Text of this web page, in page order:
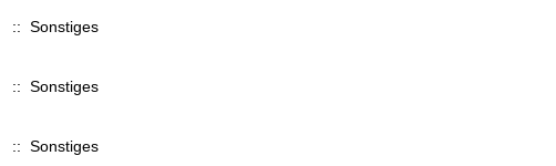
:: Sonstiges
:: Sonstiges
:: Sonstiges